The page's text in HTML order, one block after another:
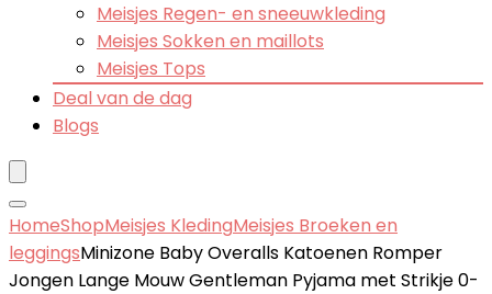
Meisjes Regen- en sneeuwkleding
Meisjes Sokken en maillots
Meisjes Tops
Deal van de dag
Blogs
HomeShopMeisjes KledingMeisjes Broeken en
leggingsMinizone Baby Overalls Katoenen Romper
Jongen Lange Mouw Gentleman Pyjama met Strikje 0-